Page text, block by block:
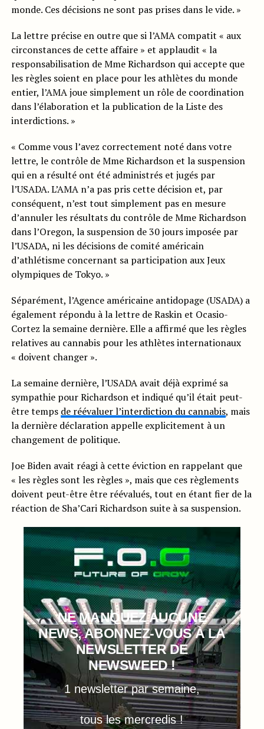
monde. Ces décisions ne sont pas prises dans le vide. »
La lettre précise en outre que si l’AMA compatit « aux
circonstances de cette affaire » et applaudit « la
responsabilisation de Mme Richardson qui accepte que
les règles soient en place pour les athlètes du monde
entier, l’AMA joue simplement un rôle de coordination
dans l’élaboration et la publication de la Liste des
interdictions. »
« Comme vous l’avez correctement noté dans votre
lettre, le contrôle de Mme Richardson et la suspension
qui en a résulté ont été administrés et jugés par
l’USADA. L’AMA n’a pas pris cette décision et, par
conséquent, n’est tout simplement pas en mesure
d’annuler les résultats du contrôle de Mme Richardson
dans l’Oregon, la suspension de 30 jours imposée par
l’USADA, ni les décisions de comité américain
d’athlétisme concernant sa participation aux Jeux
olympiques de Tokyo. »
Séparément, l’Agence américaine antidopage (USADA) a
également répondu à la lettre de Raskin et Ocasio-
Cortez la semaine dernière. Elle a affirmé que les règles
relatives au cannabis pour les athlètes internationaux
« doivent changer ».
La semaine dernière, l’USADA avait déjà exprimé sa
sympathie pour Richardson et indiqué qu’il était peut-
être temps de réévaluer l’interdiction du cannabis, mais
la dernière déclaration appelle explicitement à un
changement de politique.
Joe Biden avait réagi à cette éviction en rappelant que
« les règles sont les règles », mais que ces règlements
doivent peut-être être réévalués, tout en étant fier de la
réaction de Sha’Cari Richardson suite à sa suspension.
NE MANQUEZ AUCUNE
NEWS, ABONNEZ-VOUS À LA
NEWSLETTER DE
NEWSWEED !
1 newsletter par semaine,
tous les mercredis !